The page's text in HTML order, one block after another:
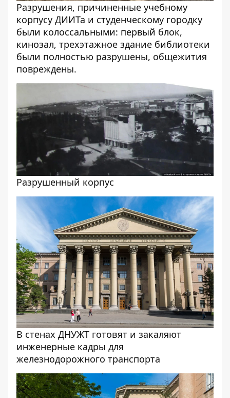
Разрушения, причиненные учебному
корпусу ДИИТа и студенческому городку
были колоссальными: первый блок,
кинозал, трехэтажное здание библиотеки
были полностью разрушены, общежития
повреждены.
Разрушенный корпус
В стенах ДНУЖТ готовят и закаляют
инженерные кадры для
железнодорожного транспорта